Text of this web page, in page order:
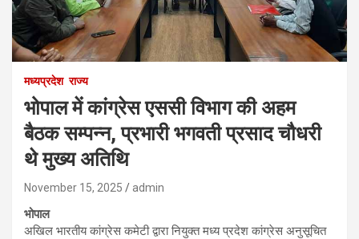
मध्यप्रदेश राज्य
भोपाल में कांग्रेस एससी विभाग की अहम
बैठक सम्पन्न, प्रभारी भगवती प्रसाद चौधरी
थे मुख्य अतिथि
November 15, 2025 admin
भोपाल
अखिल भारतीय कांग्रेस कमेटी द्वारा नियुक्त मध्य प्रदेश कांग्रेस अनुसूचित